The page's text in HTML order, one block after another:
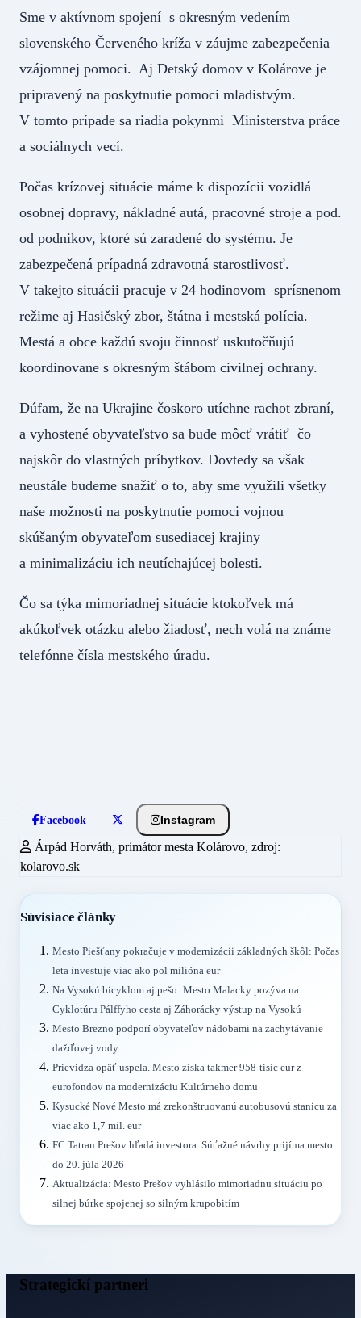
Sme v aktívnom spojení s okresným vedením
slovenského Červeného kríža v záujme zabezpečenia
vzájomnej pomoci. Aj Detský domov v Kolárove je
pripravený na poskytnutie pomoci mladistvým.
V tomto prípade sa riadia pokynmi Ministerstva práce
a sociálnych vecí.
Počas krízovej situácie máme k dispozícii vozidlá
osobnej dopravy, nákladné autá, pracovné stroje a pod.
od podnikov, ktoré sú zaradené do systému. Je
zabezpečená prípadná zdravotná starostlivosť.
V takejto situácii pracuje v 24 hodinovom sprísnenom
režime aj Hasičský zbor, štátna i mestská polícia.
Mestá a obce každú svoju činnosť uskutočňujú
koordinovane s okresným štábom civilnej ochrany.
Dúfam, že na Ukrajine čoskoro utíchne rachot zbraní,
a vyhostené obyvateľstvo sa bude môcť vrátiť čo
najskôr do vlastných príbytkov. Dovtedy sa však
neustále budeme snažiť o to, aby sme využili všetky
naše možnosti na poskytnutie pomoci vojnou
skúšaným obyvateľom susediacej krajiny
a minimalizáciu ich neutíchajúcej bolesti.
Čo sa týka mimoriadnej situácie ktokoľvek má
akúkoľvek otázku alebo žiadosť, nech volá na známe
telefónne čísla mestského úradu.
Facebook Instagram
Árpád Horváth, primátor mesta Kolárovo, zdroj:
kolarovo.sk
Súvisiace články
Mesto Piešťany pokračuje v modernizácii základných škôl: Počas
leta investuje viac ako pol milióna eur
Na Vysokú bicyklom aj pešo: Mesto Malacky pozýva na
Cyklotúru Pálffyho cesta aj Záhorácky výstup na Vysokú
Mesto Brezno podporí obyvateľov nádobami na zachytávanie
dažďovej vody
Prievidza opäť uspela. Mesto získa takmer 958-tisíc eur z
eurofondov na modernizáciu Kultúrneho domu
Kysucké Nové Mesto má zrekonštruovanú autobusovú stanicu za
viac ako 1,7 mil. eur
FC Tatran Prešov hľadá investora. Súťažné návrhy prijíma mesto
do 20. júla 2026
Aktualizácia: Mesto Prešov vyhlásilo mimoriadnu situáciu po
silnej búrke spojenej so silným krupobitím
Strategickí partneri